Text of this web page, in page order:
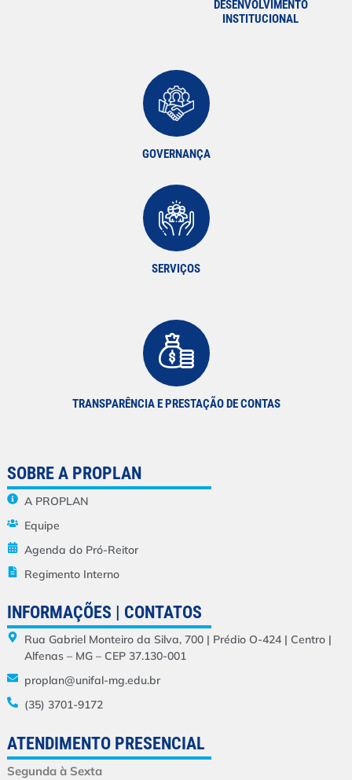
DESENVOLVIMENTO
INSTITUCIONAL
GOVERNANÇA
SERVIÇOS
TRANSPARÊNCIA E PRESTAÇÃO DE CONTAS
SOBRE A PROPLAN
A PROPLAN
Equipe
Agenda do Pró-Reitor
Regimento Interno
INFORMAÇÕES | CONTATOS
Rua Gabriel Monteiro da Silva, 700 | Prédio O-424 | Centro |
Alfenas – MG – CEP 37.130-001
proplan@unifal-mg.edu.br
(35) 3701-9172
ATENDIMENTO PRESENCIAL
Segunda à Sexta